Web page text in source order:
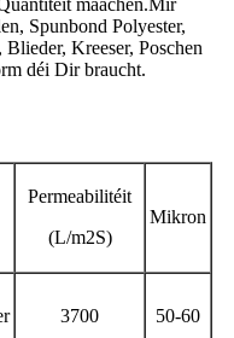
Spunbond Polyester,
Kreeser, Poschen
déi Dir braucht.
Permeabilitéit
(L/m2S)
Mikron
3700 50-60